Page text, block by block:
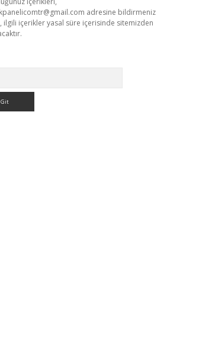
adresine bildirmeniz
ilgili içerikler yasal süre içerisinde sitemizden